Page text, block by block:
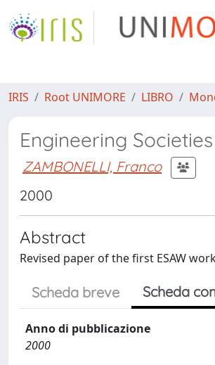
IRIS Root UNIMORE LIBRO
Engineering
ZAMBONELLI, Franco
2000
Abstract
Revised paper of the first ESAW
Scheda breve Scheda
Anno di pubblicazione
2000